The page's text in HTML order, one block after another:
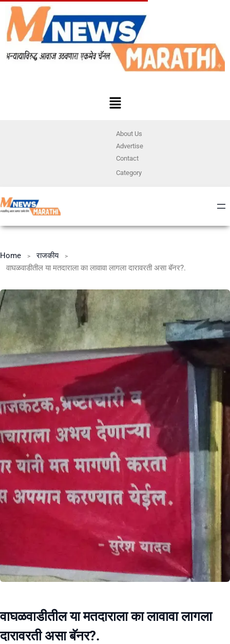
About Us
Advertise
Contact
Category
Home
राजकीय
वाघळवाडीतील या मतदाराला का लावावा लागला दारावरती असा बॅनर?.
वाघळवाडीतील या मतदाराला का लावावा लागला
दारावरती असा बॅनर?.